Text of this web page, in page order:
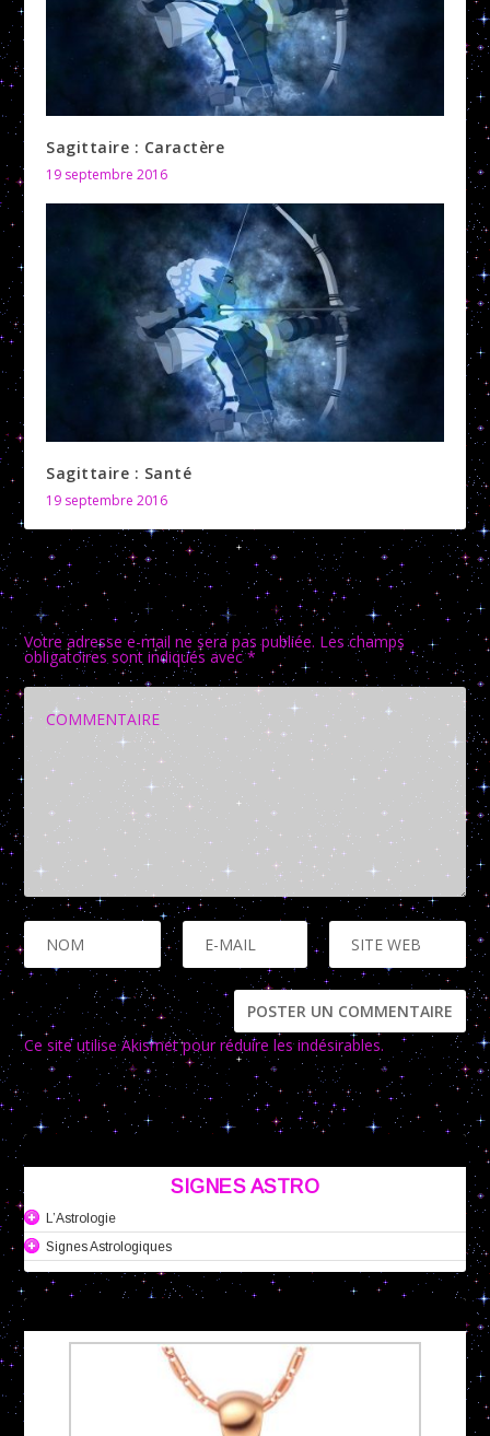
Sagittaire : Caractère
19 septembre 2016
Sagittaire : Santé
19 septembre 2016
LAISSER UNE RÉPONSE
Votre adresse e-mail ne sera pas publiée. Les champs
obligatoires sont indiqués avec*
Ce site utilise Akismet pour réduire les indésirables.
En savoir
plus sur la façon dont les données de vos commentaires sont
traitées.
SIGNES ASTRO
L’Astrologie
Signes Astrologiques